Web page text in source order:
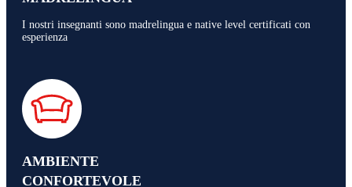
I nostri insegnanti sono madrelingua e native level certificati con
esperienza
AMBIENTE
CONFORTEVOLE